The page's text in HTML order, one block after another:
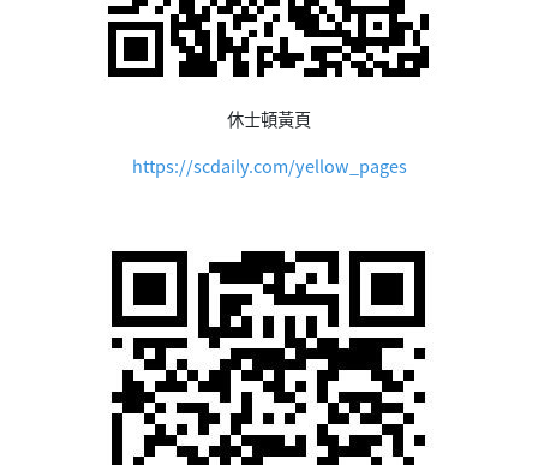
休士頓黃頁
https://scdaily.com/yellow_pages